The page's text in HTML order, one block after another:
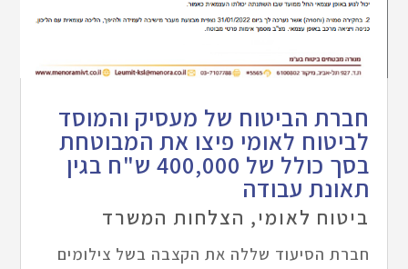
חברת הביטוח של מעסיק והמוסד
לביטוח לאומי פיצו את המבוטחת
בסך כולל של 400,000 ש"ח בגין
תאונת עבודה
ביטוח לאומי, הצלחות המשרד
חברת הסיעוד שללה את הקצבה בשל צילומים